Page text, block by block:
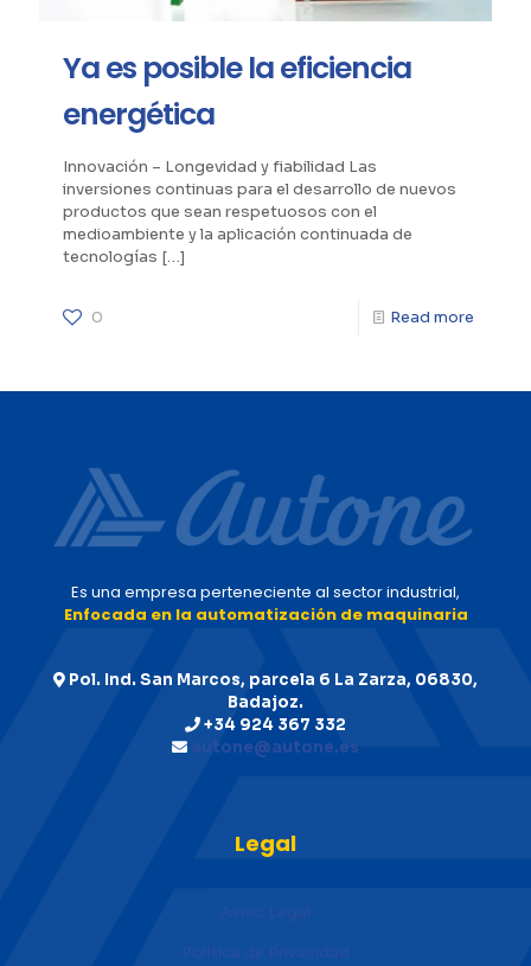
Ya es posible la eficiencia
energética
Innovación – Longevidad y fiabilidad Las
inversiones continuas para el desarrollo de nuevos
productos que sean respetuosos con el
medioambiente y la aplicación continuada de
tecnologías […]
0 Read more
Es una empresa perteneciente al sector industrial,
Enfocada en la automatización de maquinaria
Pol. Ind. San Marcos, parcela 6 La Zarza, 06830,
Badajoz.
+34 924 367 332
autone@autone.es
Legal
Aviso Legal
Política de Privacidad